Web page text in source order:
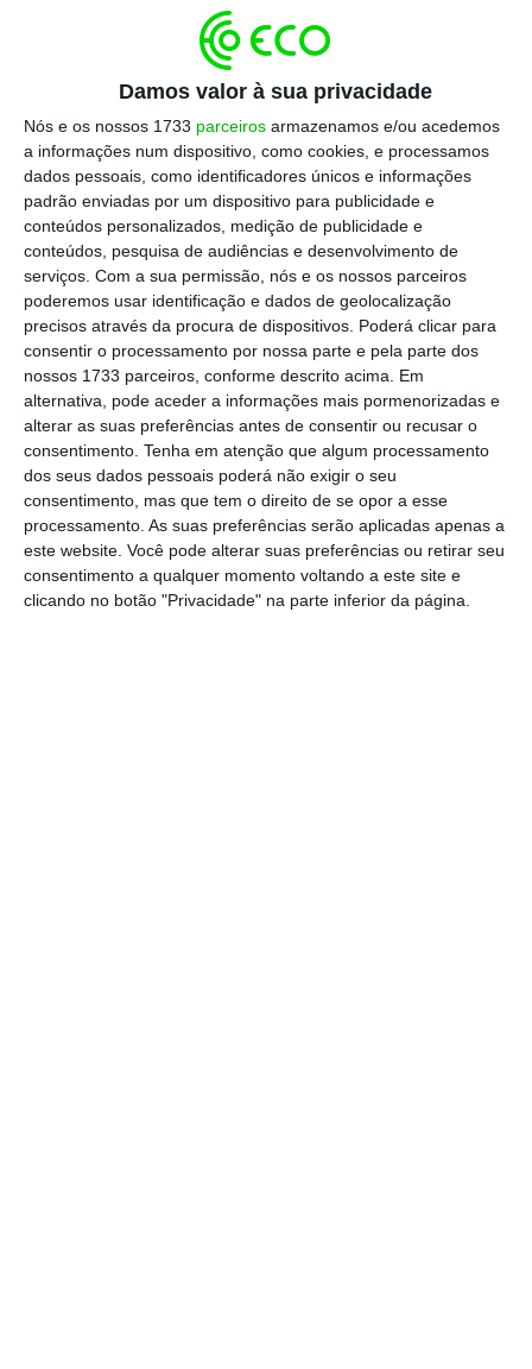
Damos valor à sua privacidade
Nós e os nossos 1733 parceiros armazenamos e/ou acedemos
a informações num dispositivo, como cookies, e processamos
dados pessoais, como identificadores únicos e informações
padrão enviadas por um dispositivo para publicidade e
conteúdos personalizados, medição de publicidade e
conteúdos, pesquisa de audiências e desenvolvimento de
serviços. Com a sua permissão, nós e os nossos parceiros
poderemos usar identificação e dados de geolocalização
precisos através da procura de dispositivos. Poderá clicar para
consentir o processamento por nossa parte e pela parte dos
nossos 1733 parceiros, conforme descrito acima. Em
alternativa, pode aceder a informações mais pormenorizadas e
alterar as suas preferências antes de consentir ou recusar o
consentimento. Tenha em atenção que algum processamento
dos seus dados pessoais poderá não exigir o seu
consentimento, mas que tem o direito de se opor a esse
processamento. As suas preferências serão aplicadas apenas a
este website. Você pode alterar suas preferências ou retirar seu
consentimento a qualquer momento voltando a este site e
clicando no botão "Privacidade" na parte inferior da página.
Assine o ECO Premium
No momento em que a informação é
mais importante do que nunca, apoie
o jornalismo independente e rigoroso.
De que forma? Assine o ECO Premium e
tenha acesso a notícias exclusivas, à
opinião que conta, às reportagens e
especiais que mostram o outro lado da
história.